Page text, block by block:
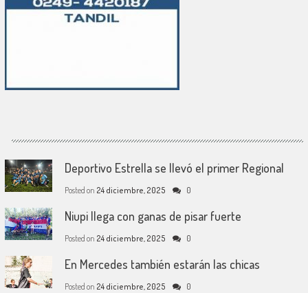
Deportivo Estrella se llevó el primer Regional
Posted on 24 diciembre, 2025 0
Niupi llega con ganas de pisar fuerte
Posted on 24 diciembre, 2025 0
En Mercedes también estarán las chicas
Posted on 24 diciembre, 2025 0